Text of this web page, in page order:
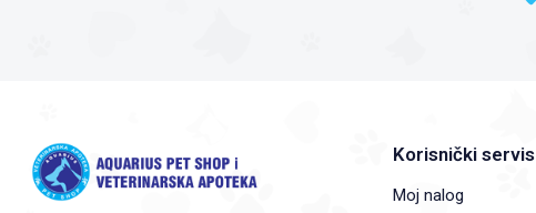
Korisnički servis
Moj nalog